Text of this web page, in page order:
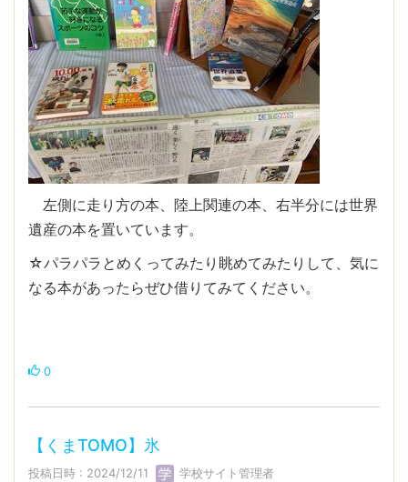
左側に走り方の本、陸上関連の本、右半分には世界
遺産の本を置いています。
☆パラパラとめくってみたり眺めてみたりして、気に
なる本があったらぜひ借りてみてください。
0
【くまTOMO】氷
投稿日時 : 2024/12/11 学校サイト管理者